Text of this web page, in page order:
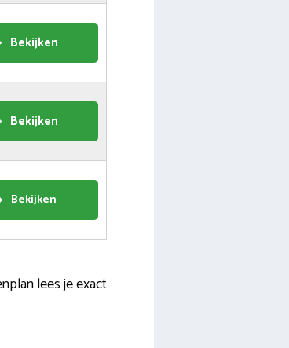
Bekijken
Bekijken
Bekijken
lees je exact